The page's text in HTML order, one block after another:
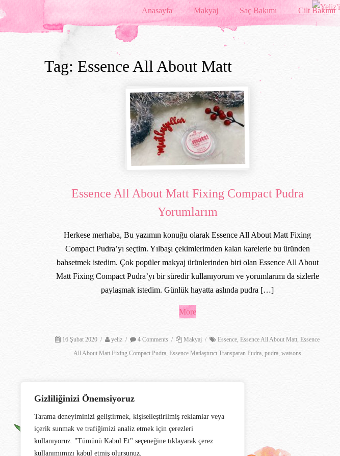
Gizliliğinizi Önemsiyoruz
Tarama deneyiminizi geliştirmek, kişiselleştirilmiş reklamlar veya
içerik sunmak ve trafiğimizi analiz etmek için çerezleri
kullanıyoruz. "Tümünü Kabul Et" seçeneğine tıklayarak çerez
kullanımımızı kabul etmiş olursunuz.
Anasayfa Makyaj Saç Bakımı Cilt Bakımı
Tag: Essence All About Matt
Essence All About Matt Fixing Compact Pudra
Yorumlarım
Herkese merhaba, Bu yazımın konuğu olarak Essence All About Matt Fixing
Compact Pudra’yı seçtim. Yılbaşı çekimlerimden kalan karelerle bu üründen
bahsetmek istedim. Çok popüler makyaj ürünlerinden biri olan Essence All About
Matt Fixing Compact Pudra’yı bir süredir kullanıyorum ve yorumlarımı da sizlerle
paylaşmak istedim. Günlük hayatta aslında pudra […]
More
16 Şubat 2020 / yeliz / 4 Comments / Makyaj / Essence ,Essence All About Matt ,Essence
All About Matt Fixing Compact Pudra ,Essence Matlaştırıcı Transparan Pudra ,pudra ,watsons